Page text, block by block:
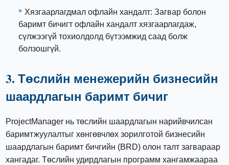
Хязгаарлагдмал офлайн хандалт: Загвар болон
баримт бичигт офлайн хандалт хязгаарлагдаж,
сүлжээгүй тохиолдолд бүтээмжид саад болж
болзошгүй.
3. Төслийн менежерийн бизнесийн
шаардлагын баримт бичиг
ProjectManager нь төслийн шаардлагын нарийвчилсан
баримтжуулалтыг хөнгөвчлөх зорилготой бизнесийн
шаардлагын баримт бичгийн (BRD) олон талт загвараар
хангадаг. Төслийн удирдлагын программ хангамжаараа